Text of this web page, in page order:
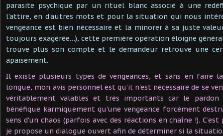
parasite psychique par un rituel blanc associé à une
l'attire, en d'autres mots et pour la situation qui nous
vengeance est bien nécessaire et la minorer à sa juste
toujours exagérée…), cette première opération éloigne
trouve plus son compte et le demandeur retrouve une
apaisement.
Il existe plusieurs types de vengeances, et sans en faire
longue, mon avis personnel est qu'il n'est nécessaire de se
véritablement valables et très importants car le
bénéfique karmiquement qu'une vengeance forcément
sens d'un chaos (parfois avec des réactions en chaîne !).
je propose un dialogue ouvert afin de déterminer si la